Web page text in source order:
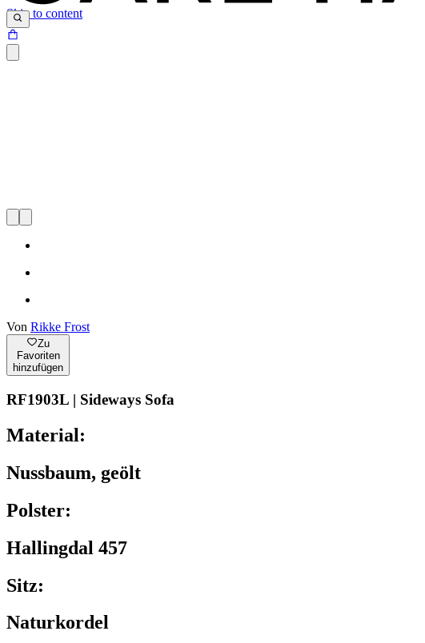
Skip to content
Von Rikke Frost
Zu
Favoriten
hinzufügen
RF1903L | Sideways Sofa
Material:
Nussbaum, geölt
Polster:
Hallingdal 457
Sitz:
Naturkordel